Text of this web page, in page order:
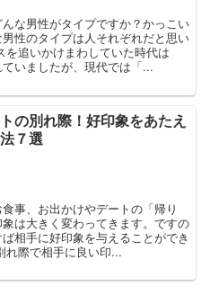
な男性がタイプですか？かっこい
性のタイプは人それぞれだと思い
追いかけまわしていた時代は
いましたが、現代では「...
の別れ際！好印象をあたえ
７選
事、お出かけやデートの「帰り
は大きく変わってきます。ですの
相手に好印象を与えることができ
れ際で相手に良い印...